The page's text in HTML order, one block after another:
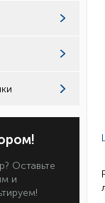
Оставьте
и